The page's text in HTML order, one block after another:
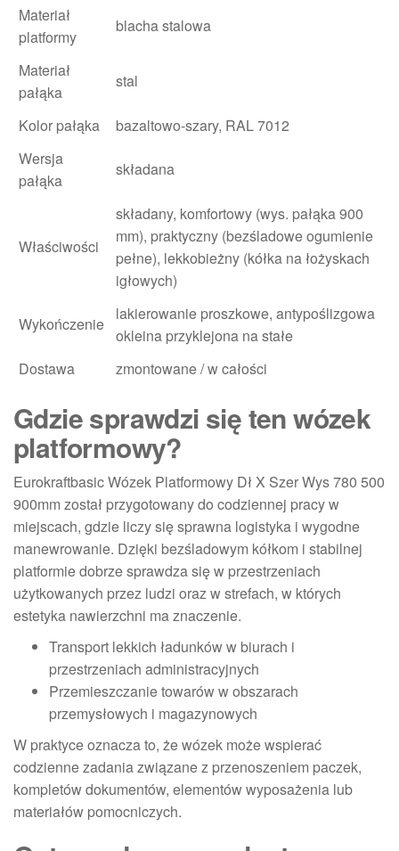
Materiał
platformy
blacha stalowa
Materiał
pałąka
stal
Kolor pałąka
bazaltowo-szary, RAL 7012
Wersja
pałąka
składana
Właściwości
składany, komfortowy (wys. pałąka 900
mm), praktyczny (bezśladowe ogumienie
pełne), lekkobieżny (kółka na łożyskach
igłowych)
Wykończenie
lakierowanie proszkowe, antypoślizgowa
okleina przyklejona na stałe
Dostawa
zmontowane / w całości
Gdzie sprawdzi się ten wózek
platformowy?
Eurokraftbasic Wózek Platformowy Dł X Szer Wys 780 500
900mm został przygotowany do codziennej pracy w
miejscach, gdzie liczy się sprawna logistyka i wygodne
manewrowanie. Dzięki bezśladowym kółkom i stabilnej
platformie dobrze sprawdza się w przestrzeniach
użytkowanych przez ludzi oraz w strefach, w których
estetyka nawierzchni ma znaczenie.
Transport lekkich ładunków w biurach i
przestrzeniach administracyjnych
Przemieszczanie towarów w obszarach
przemysłowych i magazynowych
W praktyce oznacza to, że wózek może wspierać
codzienne zadania związane z przenoszeniem paczek,
kompletów dokumentów, elementów wyposażenia lub
materiałów pomocniczych.